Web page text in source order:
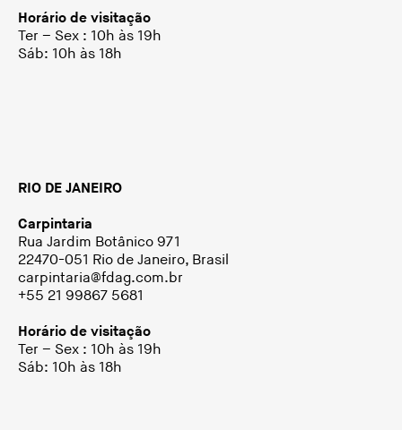
Horário de visitação
Ter – Sex : 10h às 19h
Sáb: 10h às 18h
RIO DE JANEIRO
Carpintaria
Rua Jardim Botânico 971
22470-051 Rio de Janeiro, Brasil
carpintaria@fdag.com.br
+55 21 99867 5681
Horário de visitação
Ter – Sex : 10h às 19h
Sáb: 10h às 18h